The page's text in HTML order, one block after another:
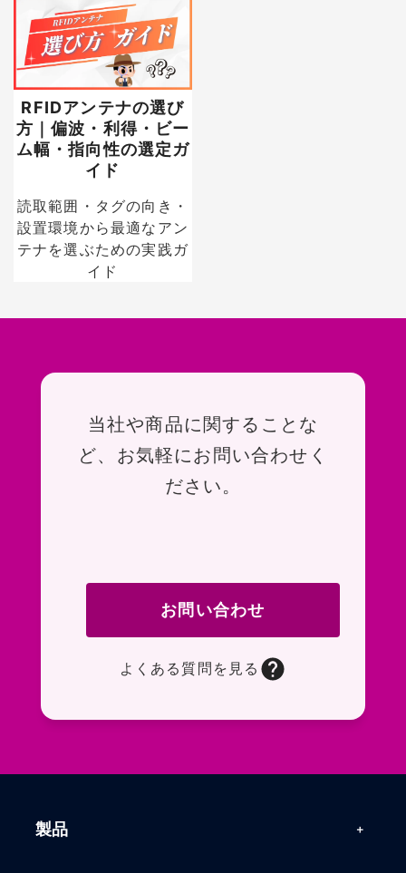
RFIDアンテナの選び
方｜偏波・利得・ビー
ム幅・指向性の選定ガ
イド
読取範囲・タグの向き・
設置環境から最適なアン
テナを選ぶための実践ガ
イド
お問い合わせ
当社や商品に関することな
ど、お気軽にお問い合わせく
ださい。
お問い合わせ
よくある質問を見る
製品